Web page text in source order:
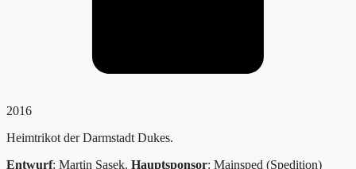
2016
Heimtrikot der Darmstadt Dukes.
Entwurf: Martin Sasek. Hauptsponsor: Mainsped (Spedition)